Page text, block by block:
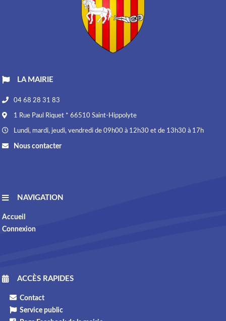
LA MAIRIE
04 68 28 31 83
1 Rue Paul Riquet * 66510 Saint-Hippolyte
Lundi, mardi, jeudi, vendredi de 09h00 à 12h30 et de 13h30 à 17h
Nous contacter
NAVIGATION
Accueil
Connexion
ACCÈS RAPIDES
Contact
Service public